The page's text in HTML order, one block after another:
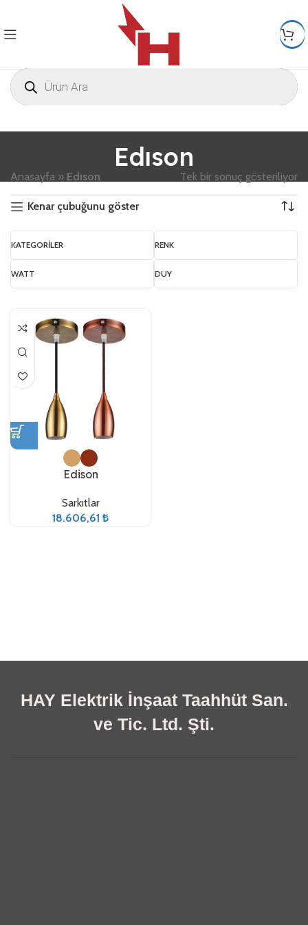
Edıson
Anasayfa » Edıson Tek bir sonuç gösteriliyor
Kenar çubuğunu göster
KATEGORILER RENK
WATT DUY
Edison
Sarkıtlar
18.606,61 ₺
HAY Elektrik İnşaat Taahhüt San.
ve Tic. Ltd. Şti.